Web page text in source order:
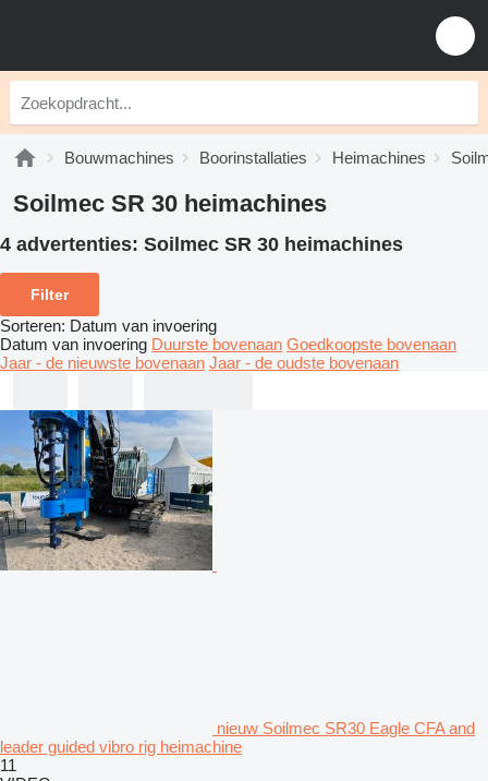
Bouwmachines Boorinstallaties Heimachines
Soilmec SR 30 heimachines
4 advertenties: Soilmec SR 30 heimachines
Filter
Sorteren: Datum van invoering
Datum van invoering Duurste bovenaan Goedkoopste bovenaan
Jaar - de nieuwste bovenaan Jaar - de oudste bovenaan
nieuw Soilmec SR30 Eagle CFA and
leader guided vibro rig heimachine
11